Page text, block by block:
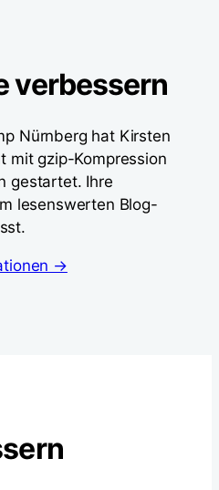
verbessern
Nürnberg hat Kirsten
mit gzip-Kompression
gestartet. Ihre
lesenswerten Blog-
→